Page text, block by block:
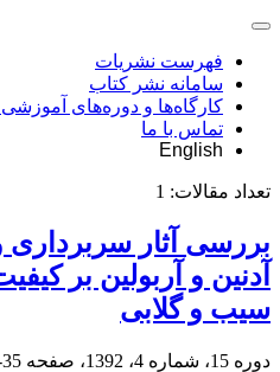
فهرست نشریات
سامانه نشر کتاب
کارگاه‌ها و دوره‌های
تماس با ما
English
تعداد مقالات: 1
بررسی آثار
آدنین و آربولین بر
سیب و گلابی
دوره 15، شماره 4، 1392، صفحه 35-51